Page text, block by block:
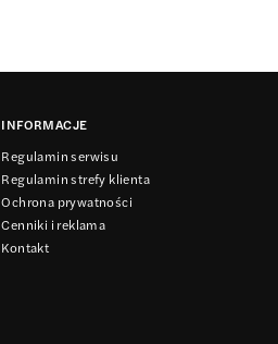
INFORMACJE
Regulamin serwisu
Regulamin strefy klienta
Ochrona prywatności
Cenniki i reklama
Kontakt